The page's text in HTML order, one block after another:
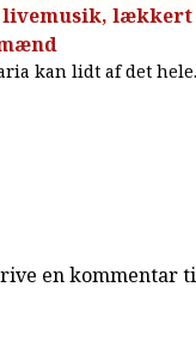
livemusik,
kan lidt af det hele.
en kommentar